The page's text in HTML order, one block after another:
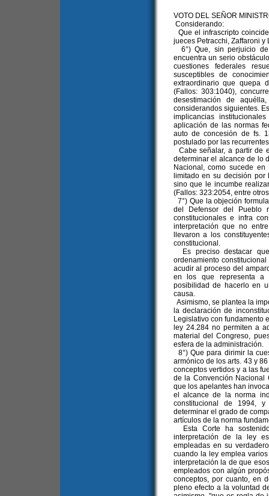
VOTO DEL SEÑOR
Considerando:
Que el infrascripto
jueces Petracchi, Zaffaroni y
6°) Que, sin perjuicio
encuentra un serio
cuestiones federales
susceptibles de
extraordinario que quepa
(Fallos: 303:1040),
desestimación de
considerandos siguientes.
implicancias
aplicación de las normas
auto de concesión de fs.
postulado por las
Cabe señalar, a partir de
determinar el alcance de lo
Nacional, como sucede
limitado en su decisión
sino que le incumbe
(Fallos: 323:2054, entre
7°) Que la objeción
del Defensor del Pueblo
constitucionales e infra
interpretación que no
llevaron a los
constitucional.
Es preciso destacar
ordenamiento
acudir al proceso del
en los que representa a
posibilidad de hacerlo en
causa.
Asimismo, se plantea la
la declaración de
Legislativo con fundamento
ley 24.284 no permiten a
material del Congreso,
esfera de la administración.
8°) Que para dirimir la
armónico de los arts. 43 y
conceptos vertidos y a las
de la Convención Nacional
que los apelantes han
el alcance de la norma
constitucional de 1994,
determinar el grado de
artículos de la norma
Esta Corte ha
interpretación de la ley
empleadas en su
cuando la ley emplea
interpretación la de que
empleados con algún
conceptos, por cuanto, en
pleno efecto a la voluntad